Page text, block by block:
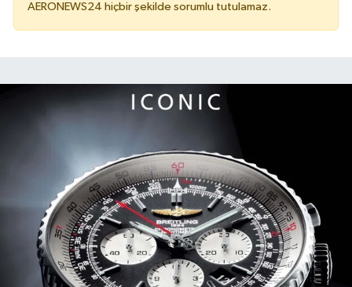
AERONEWS24 hiçbir şekilde sorumlu tutulamaz.